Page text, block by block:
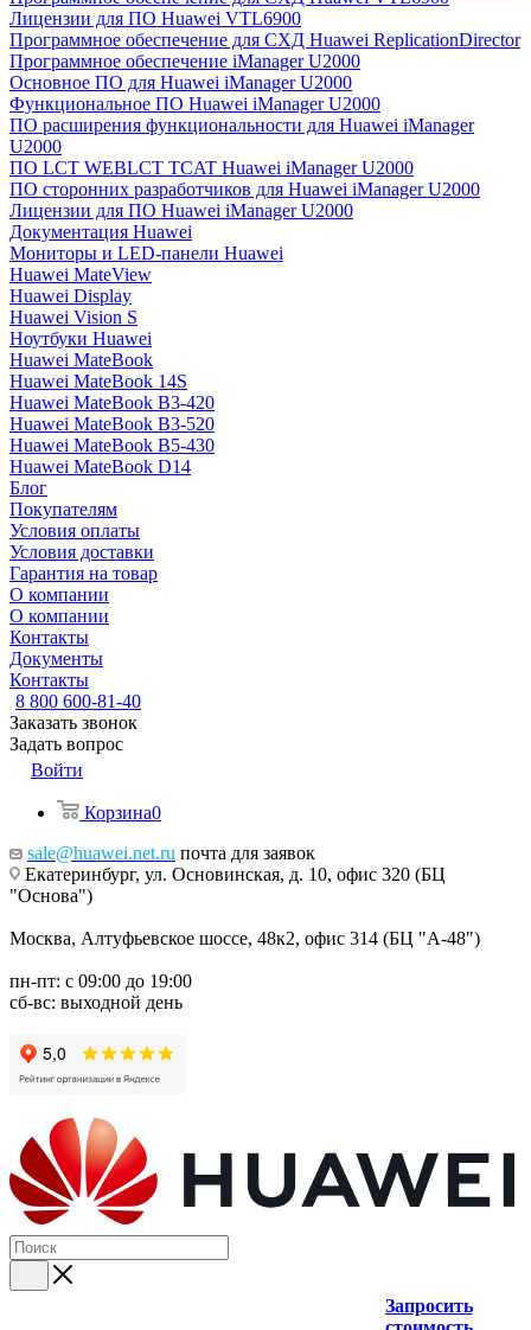
Лицензии для ПО Huawei VTL6900
Программное обеспечение для СХД Huawei ReplicationDirector
Программное обеспечение iManager U2000
Основное ПО для Huawei iManager U2000
Функциональное ПО Huawei iManager U2000
ПО расширения функциональности для Huawei iManager
U2000
ПО LCT WEBLCT TCAT Huawei iManager U2000
ПО сторонних разработчиков для Huawei iManager U2000
Лицензии для ПО Huawei iManager U2000
Документация Huawei
Мониторы и LED-панели Huawei
Huawei MateView
Huawei Display
Huawei Vision S
Ноутбуки Huawei
Huawei MateBook
Huawei MateBook 14S
Huawei MateBook B3-420
Huawei MateBook B3-520
Huawei MateBook B5-430
Huawei MateBook D14
Блог
Покупателям
Условия оплаты
Условия доставки
Гарантия на товар
О компании
О компании
Контакты
Документы
Контакты
8 800 600-81-40
Заказать звонок
Задать вопрос
Войти
Корзина0
sale@huawei.net.ru почта для заявок
Екатеринбург, ул. Основинская, д. 10, офис 320 (БЦ
"Основа")
Москва, Алтуфьевское шоссе, 48к2, офис 314 (БЦ "А-48")
пн-пт: с 09:00 до 19:00
сб-вс: выходной день
Запросить